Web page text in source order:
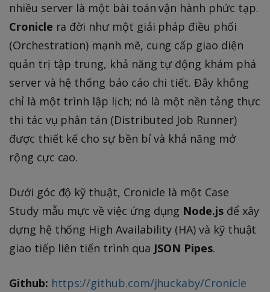
nhiều server là một bài toán vận hành phức tạp.
Cronicle ra đời như một giải pháp điều phối
(Orchestration) mạnh mẽ, cung cấp giao diện
quản trị tập trung, khả năng tự động khám phá
server và hệ thống báo cáo chi tiết. Đây không
chỉ là một trình lập lịch; nó là một nền tảng thực
thi tác vụ phân tán (Distributed Job Runner)
được thiết kế cho sự bền bỉ và khả năng mở
rộng cực cao.
Dưới góc độ kỹ thuật, Cronicle là một Case
Study mẫu mực về việc ứng dụng Node.jsđể xây
dựng hệ thống High Availability (HA) và kỹ thuật
giao tiếp liên tiến trình qua JSON Pipes.
Github: https://github.com/jhuckaby/Cronicle